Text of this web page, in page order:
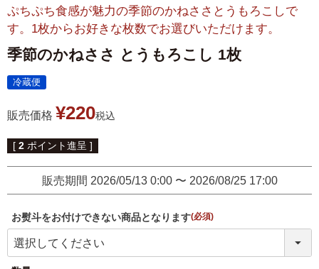
味ささ 旨揚げ
伊達揚げ とうもろこし黄金比揚げ
季節のかねささ（せり）
鯛めしの素
シープロテイン
牛たん かねざき 牛たん メンチ
ぷちぷち食感が魅力の季節のかねささとうもろこしで
す。1枚からお好きな枚数でお選びいただけます。
季節のかねささ とうもろこし 1枚
冷蔵便
販売価格 ¥220税込
[ 2 ポイント進呈 ]
販売期間 2026/05/13 0:00 〜 2026/08/25 17:00
お熨斗をお付けできない商品となります
(必須)